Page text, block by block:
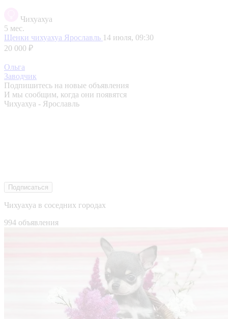
Чихуахуа
5 мес.
Щенки чихуахуа Ярославль 14 июля, 09:30
20 000 ₽
Ольга
Заводчик
Подпишитесь на новые объявления
И мы сообщим, когда они появятся
Чихуахуа - Ярославль
Подписаться
Чихуахуа в соседних городах
994 объявления